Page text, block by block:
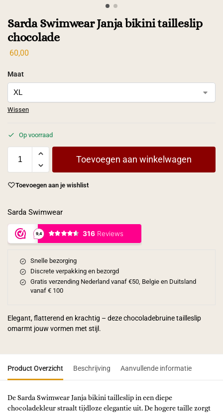
Sarda Swimwear Janja bikini tailleslip
chocolade
60,00
Maat
Wissen
Op voorraad
Toevoegen aan winkelwagen
Toevoegen aan je wishlist
Sarda Swimwear
Snelle bezorging
Discrete verpakking en bezorgd
Gratis verzending Nederland vanaf €50, Belgie en Duitsland
vanaf € 100
Elegant, flatterend en krachtig – deze chocoladebruine tailleslip
omarmt jouw vormen met stijl.
Product Overzicht Beschrijving Aanvullende informatie
De Sarda Swimwear Janja bikini tailleslip in een diepe
chocoladekleur straalt tijdloze elegantie uit. De hogere taille zorgt